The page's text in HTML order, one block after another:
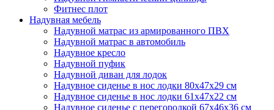
Фитнес плот
Надувная мебель
Надувной матрас из армированного ПВХ
Надувной матрас в автомобиль
Надувное кресло
Надувной пуфик
Надувной диван для лодок
Надувное сиденье в нос лодки 80х47х29 см
Надувное сиденье в нос лодки 61х47х22 см
Надувное сиденье с перегородкой 67х46х36 см